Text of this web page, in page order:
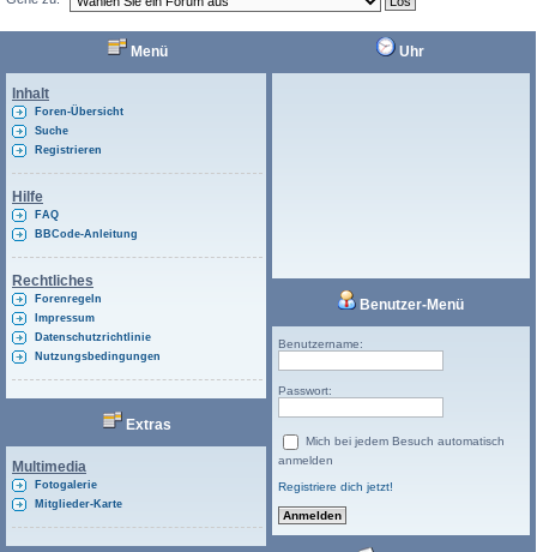
Menü
Inhalt
Foren-Übersicht
Suche
Registrieren
Hilfe
FAQ
BBCode-Anleitung
Rechtliches
Forenregeln
Impressum
Datenschutzrichtlinie
Nutzungsbedingungen
Extras
Multimedia
Fotogalerie
Mitglieder-Karte
Uhr
Benutzer-Menü
Benutzername:
Passwort:
Mich bei jedem Besuch automatisch
anmelden
Registriere dich jetzt!
Powered by © 2009 - 2015 Board3 Group